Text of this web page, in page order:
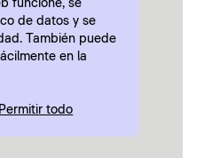
funcione, se
de datos y se
También puede
en la
Permitir todo